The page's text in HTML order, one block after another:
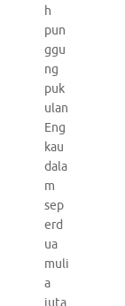
h
pun
ggu
ng
puk
ulan
Eng
kau
dala
m
sep
erd
ua
muli
a
juta